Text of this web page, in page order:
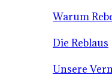
Warum
Die Reblaus
Unsere